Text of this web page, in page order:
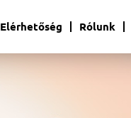
Elérhetőség Rólunk